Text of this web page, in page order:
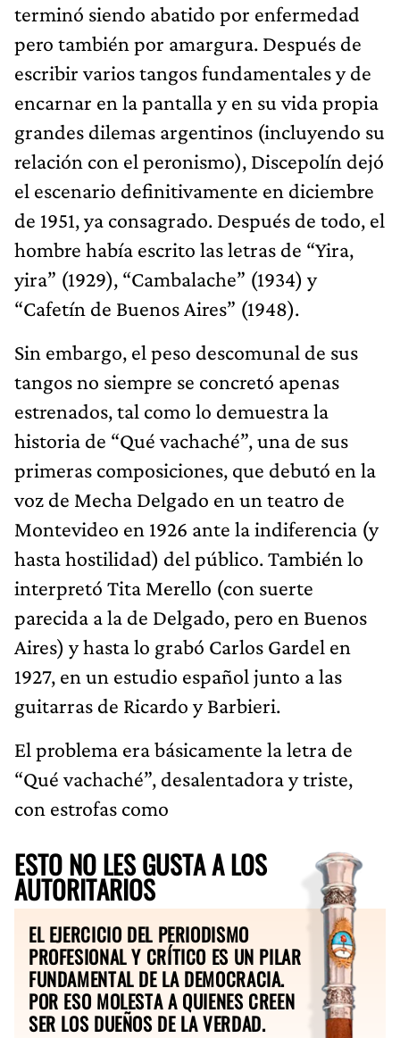
terminó siendo abatido por enfermedad
pero también por amargura. Después de
escribir varios tangos fundamentales y de
encarnar en la pantalla y en su vida propia
grandes dilemas argentinos (incluyendo su
relación con el peronismo), Discepolín dejó
el escenario definitivamente en diciembre
de 1951, ya consagrado. Después de todo, el
hombre había escrito las letras de “Yira,
yira” (1929), “Cambalache” (1934) y
“Cafetín de Buenos Aires” (1948).
Sin embargo, el peso descomunal de sus
tangos no siempre se concretó apenas
estrenados, tal como lo demuestra la
historia de “Qué vachaché”, una de sus
primeras composiciones, que debutó en la
voz de Mecha Delgado en un teatro de
Montevideo en 1926 ante la indiferencia (y
hasta hostilidad) del público. También lo
interpretó Tita Merello (con suerte
parecida a la de Delgado, pero en Buenos
Aires) y hasta lo grabó Carlos Gardel en
1927, en un estudio español junto a las
guitarras de Ricardo y Barbieri.
El problema era básicamente la letra de
“Qué vachaché”, desalentadora y triste,
con estrofas como
ESTO NO LES GUSTA A LOS
AUTORITARIOS
EL EJERCICIO DEL PERIODISMO
PROFESIONAL Y CRÍTICO ES UN PILAR
FUNDAMENTAL DE LA DEMOCRACIA.
POR ESO MOLESTA A QUIENES CREEN
SER LOS DUEÑOS DE LA VERDAD.